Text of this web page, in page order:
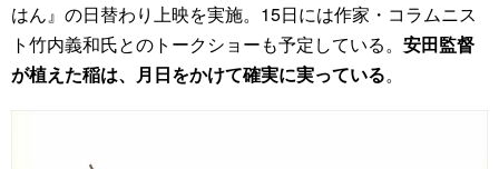
はん』の日替わり上映を実施。15日には作家・コラムニス
ト竹内義和氏とのトークショーも予定している。 安田監督
が植えた稲は、月日をかけて確実に実っている。